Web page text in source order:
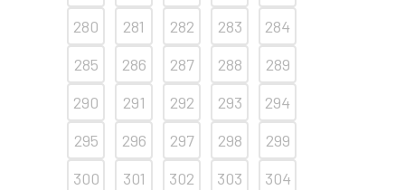
280
281 282 283
284
285
286 287 288
289
290
291 292 293
294
295
296 297 298
299
300
301 302 303
304